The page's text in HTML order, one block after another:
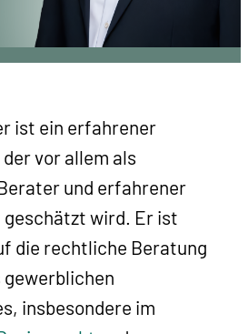
ist ein erfahrener
vor allem als
und erfahrener
geschätzt wird. Er ist
die rechtliche Beratung
gewerblichen
insbesondere im